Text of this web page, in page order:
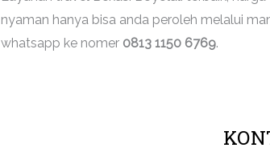
nyaman hanya bisa anda peroleh melalui
whatsapp ke nomer 0813 1150 6769.